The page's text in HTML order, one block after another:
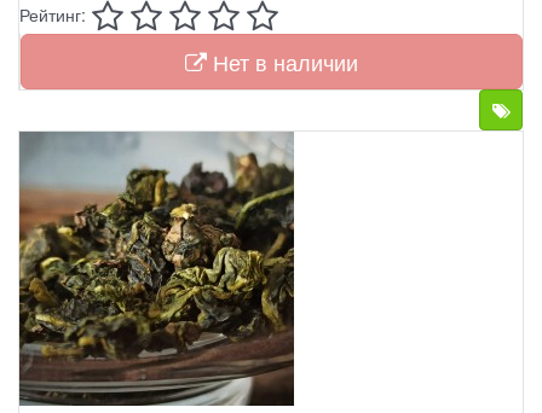
Рейтинг:
Нет в наличии